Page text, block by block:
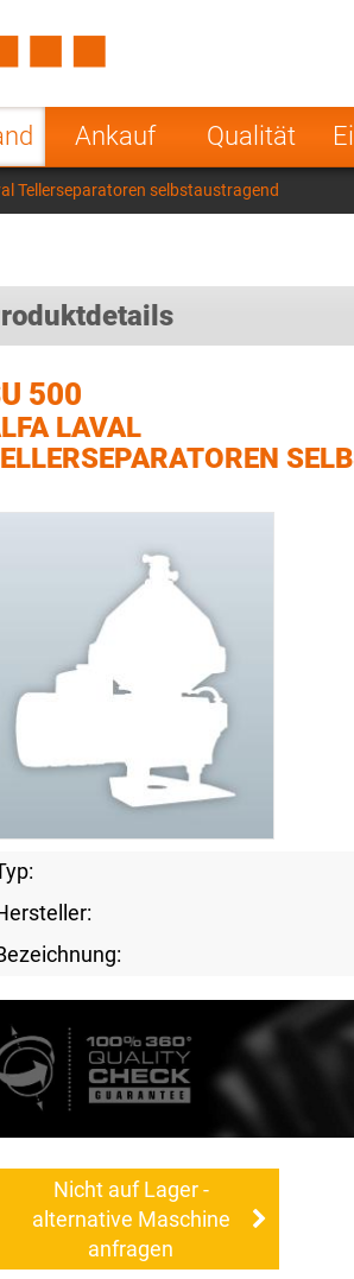
Ankauf Qualität
Poland
India
Tellerseparatoren selbstaustragend
500
LAVAL
Nicht auf Lager -
alternative Maschine
anfragen